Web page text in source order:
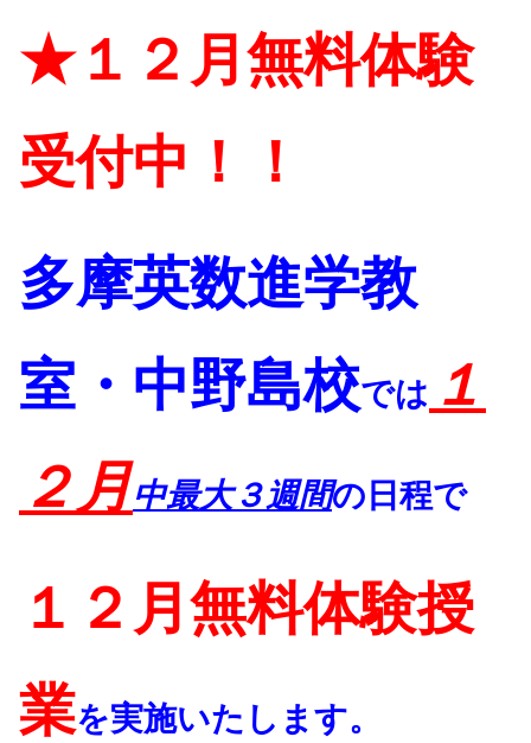
★１２ 月無料体験
受付中！！
多摩英数進学教
室・中野島校では １
２ 月中最大３週間の日程で
１２月無料体験授
業を実施いたします。